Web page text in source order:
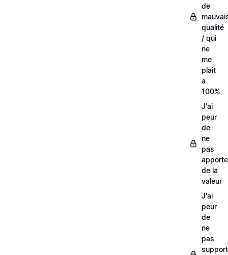
de
qualité
/ qui
ne
me
plait
a
100%
J'ai
peur
de
ne
pas
de la
valeur
J'ai
peur
de
ne
pas